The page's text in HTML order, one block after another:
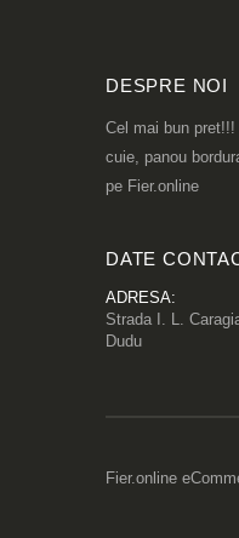
DESPRE NOI
Cel mai bun
cuie, panou
pe Fier.online
DATE
ADRESA:
Strada I. L.
Dudu
Fier.online